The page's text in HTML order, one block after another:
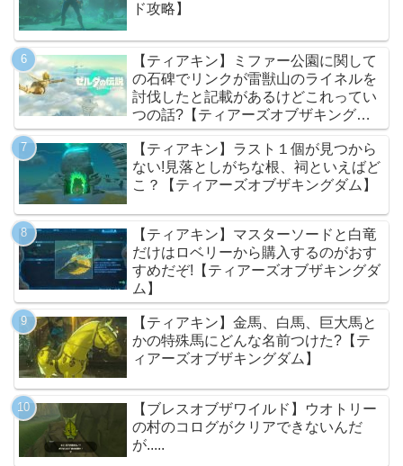
ド攻略】
【ティアキン】ミファー公園に関して
の石碑でリンクが雷獣山のライネルを
討伐したと記載があるけどこれってい
つの話?【ティアーズオブザキングダ
ム】
【ティアキン】ラスト１個が見つから
ない!見落としがちな根、祠といえばど
こ？【ティアーズオブザキングダム】
【ティアキン】マスターソードと白竜
だけはロベリーから購入するのがおす
すめだぞ!【ティアーズオブザキングダ
ム】
【ティアキン】金馬、白馬、巨大馬と
かの特殊馬にどんな名前つけた?【テ
ィアーズオブザキングダム】
【ブレスオブザワイルド】ウオトリー
の村のコログがクリアできないんだ
が.....